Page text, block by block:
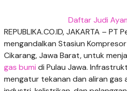
Daftar Judi
REPUBLIKA.CO.ID,JAKARTA – PT
mengandalkan Stasiun
Cikarang, Jawa Barat, untuk
gas bumi di Pulau Jawa.
mengatur tekanan dan aliran gas